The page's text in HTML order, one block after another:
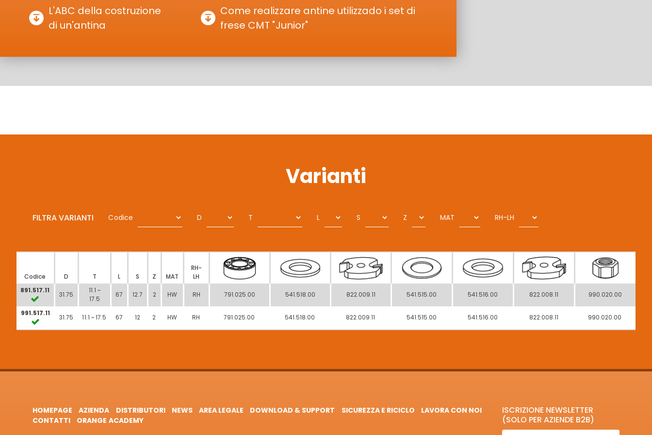
L'ABC della costruzione
di un'antina
Come realizzare antine utilizzado i set di
frese CMT "Junior"
Varianti
FILTRA VARIANTI Codice D T L S Z MAT RH-LH
Codice D T L S Z MAT
RH-
LH
891.517.11
31.75
11.1 ~
17.5
67 12.7 2 HW RH 791.025.00 541.518.00 822.009.11 541.515.00 541.516.00 822.008.11 990.020.00
991.517.11
31.75 11.1 ~ 17.5 67 12 2 HW RH 791.025.00 541.518.00 822.009.11 541.515.00 541.516.00 822.008.11 990.020.00
HOMEPAGE AZIENDA DISTRIBUTORI NEWS AREA LEGALE DOWNLOAD & SUPPORT SICUREZZA E RICICLO
LAVORA CON NOI
CONTATTI
ORANGE ACADEMY
ISCRIZIONE NEWSLETTER
(SOLO PER AZIENDE B2B)